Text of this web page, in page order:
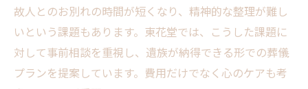
故人とのお別れの時間が短くなり、精神的な整理が難し
いという課題もあります。東花堂では、こうした課題に
対して事前相談を重視し、遺族が納得できる形での葬儀
プランを提案しています。費用だけでなく心のケアも考